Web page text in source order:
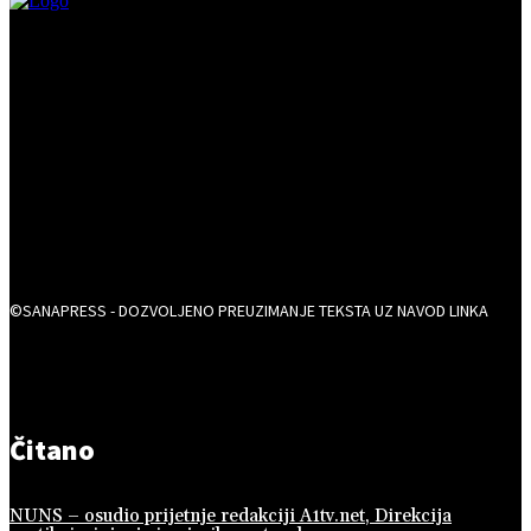
©SANAPRESS - DOZVOLJENO PREUZIMANJE TEKSTA UZ NAVOD LINKA
Čitano
NUNS – osudio prijetnje redakciji A1tv.net, Direkcija